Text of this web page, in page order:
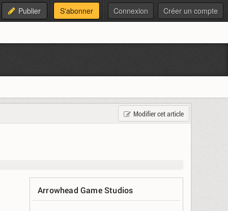
Publier S'abonner Connexion Créer un compte
Modifier cet article
Arrowhead Game Studios